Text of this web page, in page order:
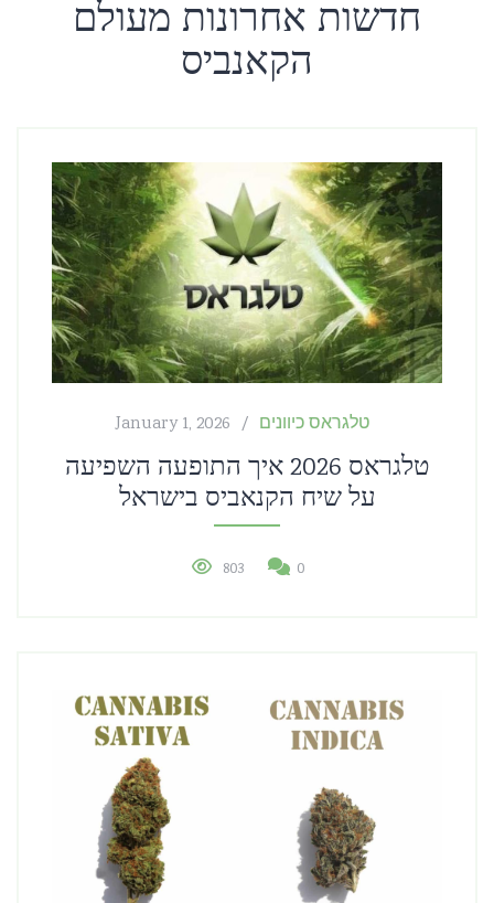
חדשות אחרונות מעולם
הקאנביס
January 1, 2026 טלגראס כיוונים
טלגראס 2026 איך התופעה השפיעה
על שיח הקנאביס בישראל
803 0